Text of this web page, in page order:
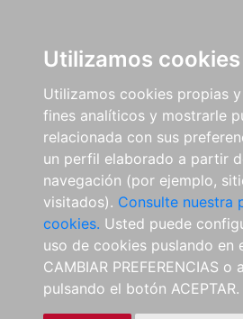
Utilizamos cookies
Utilizamos cookies propias
fines analíticos y mostrarle
relacionada con sus
un perfil elaborado a partir
navegación (por ejemplo,
visitados). Consulte nuestra
cookies. Usted puede
uso de cookies puslando en
CAMBIAR PREFERENCIAS
pulsando el botón ACEPTAR.